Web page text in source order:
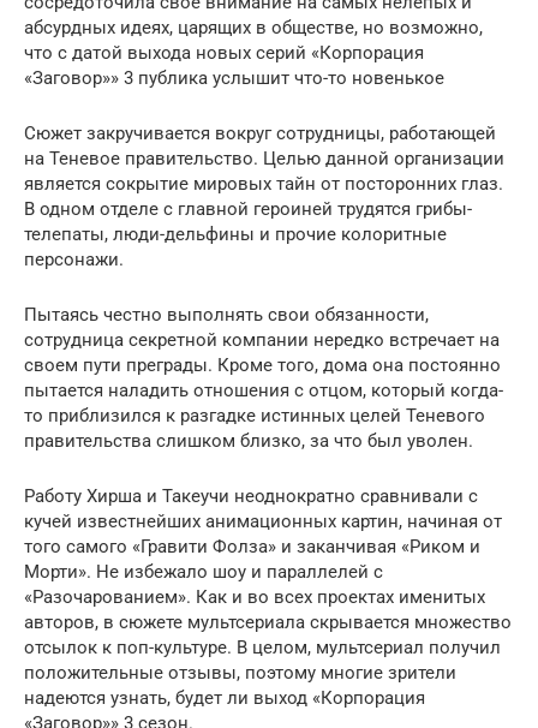
абсурдных идеях, царящих в обществе, но возможно,
что с датой выхода новых серий «Корпорация
«Заговор»» 3 публика услышит что-то новенькое
Сюжет закручивается вокруг сотрудницы, работающей
на Теневое правительство. Целью данной организации
является сокрытие мировых тайн от посторонних глаз.
В одном отделе с главной героиней трудятся грибы-
телепаты, люди-дельфины и прочие колоритные
персонажи.
Пытаясь честно выполнять свои обязанности,
сотрудница секретной компании нередко встречает на
своем пути преграды. Кроме того, дома она постоянно
пытается наладить отношения с отцом, который когда-
то приблизился к разгадке истинных целей Теневого
правительства слишком близко, за что был уволен.
Работу Хирша и Такеучи неоднократно сравнивали с
кучей известнейших анимационных картин, начиная от
того самого «Гравити Фолза» и заканчивая «Риком и
Морти». Не избежало шоу и параллелей с
«Разочарованием». Как и во всех проектах именитых
авторов, в сюжете мультсериала скрывается множество
отсылок к поп-культуре. В целом, мультсериал получил
положительные отзывы, поэтому многие зрители
надеются узнать, будет ли выход «Корпорация
«Заговор»» 3 сезон.